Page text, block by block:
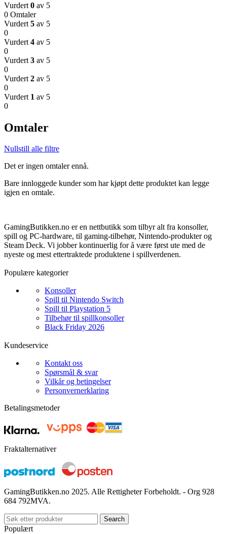
Vurdert 0 av 5
0 Omtaler
Vurdert 5 av 5
0
Vurdert 4 av 5
0
Vurdert 3 av 5
0
Vurdert 2 av 5
0
Vurdert 1 av 5
0
Omtaler
Nullstill alle filtre
Det er ingen omtaler ennå.
Bare innloggede kunder som har kjøpt dette produktet kan legge
igjen en omtale.
GamingButikken.no er en nettbutikk som tilbyr alt fra konsoller,
spill og PC-hardware, til gaming-tilbehør, Nintendo-produkter og
Steam Deck. Vi jobber kontinuerlig for å være først ute med de
nyeste og mest ettertraktede produktene i spillverdenen.
Populære kategorier
Konsoller
Spill til Nintendo Switch
Spill til Playstation 5
Tilbehør til spillkonsoller
Black Friday 2026
Kundeservice
Kontakt oss
Spørsmål & svar
Vilkår og betingelser
Personvernerklaring
Betalingsmetoder
Fraktalternativer
GamingButikken.no 2025. Alle Rettigheter Forbeholdt. - Org 928
684 792MVA.
Search
Populært